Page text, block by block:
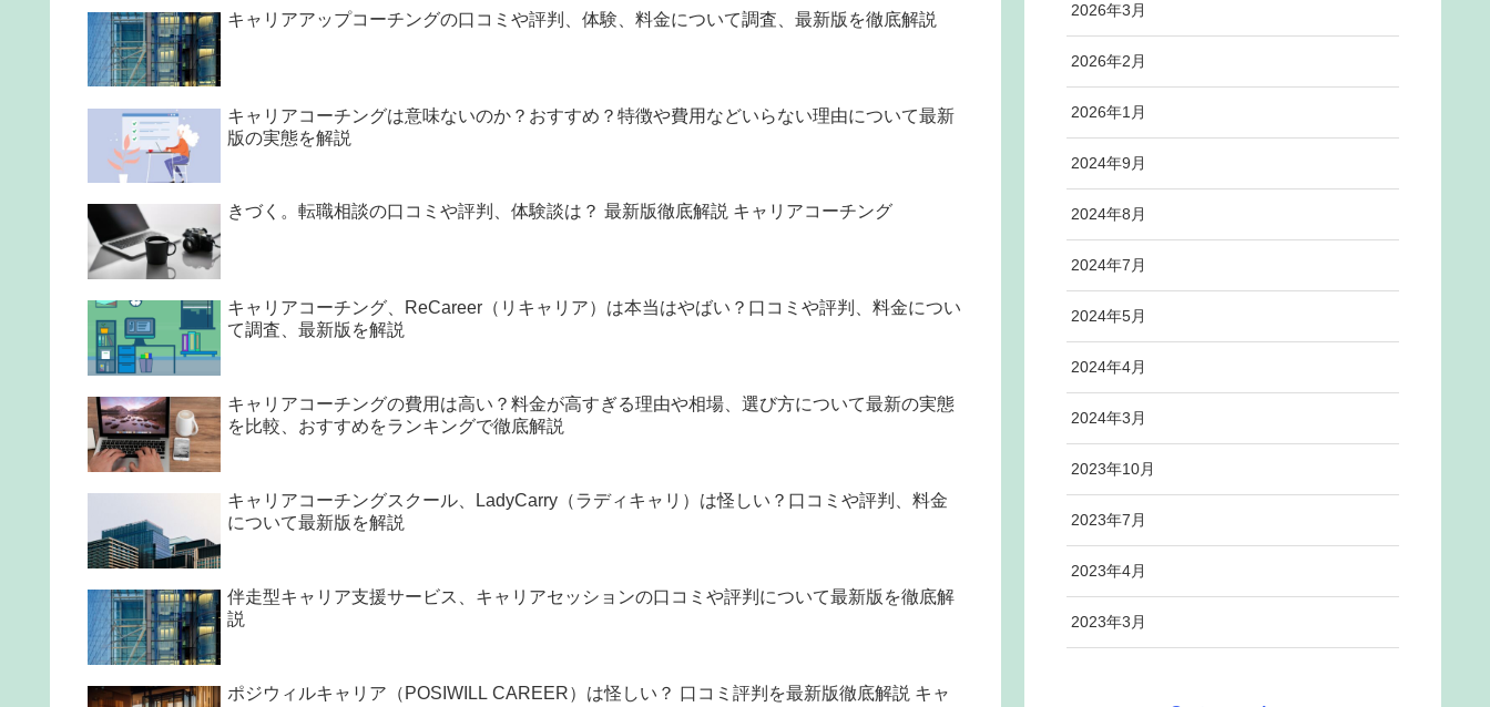
キャリアアップコーチングの口コミや評判、体験、料金について調査、最新版を徹底解説
キャリアコーチングは意味ないのか？おすすめ？特徴や費用などいらない理由について最新
版の実態を解説
きづく。転職相談の口コミや評判、体験談は？ 最新版徹底解説 キャリアコーチング
キャリアコーチング、ReCareer（リキャリア）は本当はやばい？口コミや評判、料金につい
て調査、最新版を解説
キャリアコーチングの費用は高い？料金が高すぎる理由や相場、選び方について最新の実態
を比較、おすすめをランキングで徹底解説
キャリアコーチングスクール、LadyCarry（ラディキャリ）は怪しい？口コミや評判、料金
について最新版を解説
伴走型キャリア支援サービス、キャリアセッションの口コミや評判について最新版を徹底解
説
ポジウィルキャリア（POSIWILL CAREER）は怪しい？ 口コミ評判を最新版徹底解説 キャ
2026年3月
2026年2月
2026年1月
2024年9月
2024年8月
2024年7月
2024年5月
2024年4月
2024年3月
2023年10月
2023年7月
2023年4月
2023年3月